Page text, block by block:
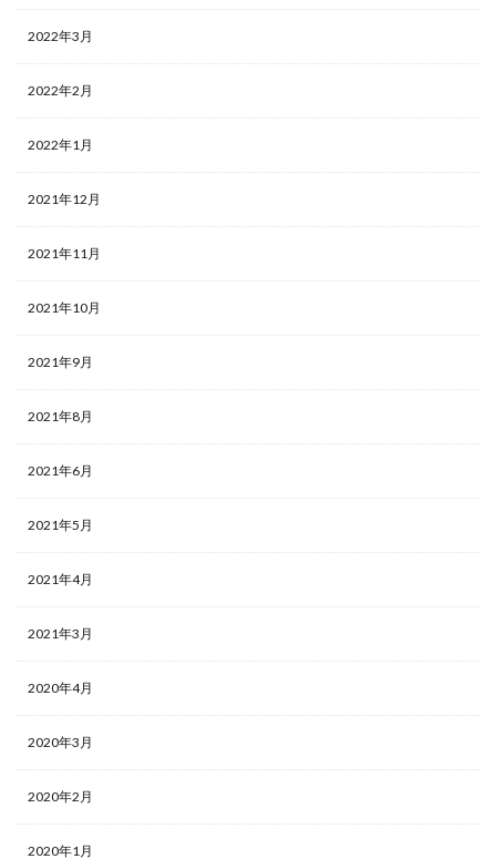
2022年3月
2022年2月
2022年1月
2021年12月
2021年11月
2021年10月
2021年9月
2021年8月
2021年6月
2021年5月
2021年4月
2021年3月
2020年4月
2020年3月
2020年2月
2020年1月